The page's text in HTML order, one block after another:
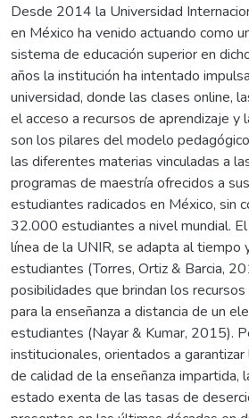
Desde 2014 la Universidad
en México ha venido actuando como
sistema de educación superior en
años la institución ha intentado
universidad, donde las clases online,
el acceso a recursos de aprendizaje y
son los pilares del modelo
las diferentes materias vinculadas a
programas de maestría ofrecidos a
estudiantes radicados en México, sin
32.000 estudiantes a nivel mundial.
línea de la UNIR, se adapta al tiempo
estudiantes (Torres, Ortiz & Barcia,
posibilidades que brindan los
para la enseñanza a distancia de un
estudiantes (Nayar & Kumar, 2015).
institucionales, orientados a
de calidad de la enseñanza impartida,
estado exenta de las tasas de